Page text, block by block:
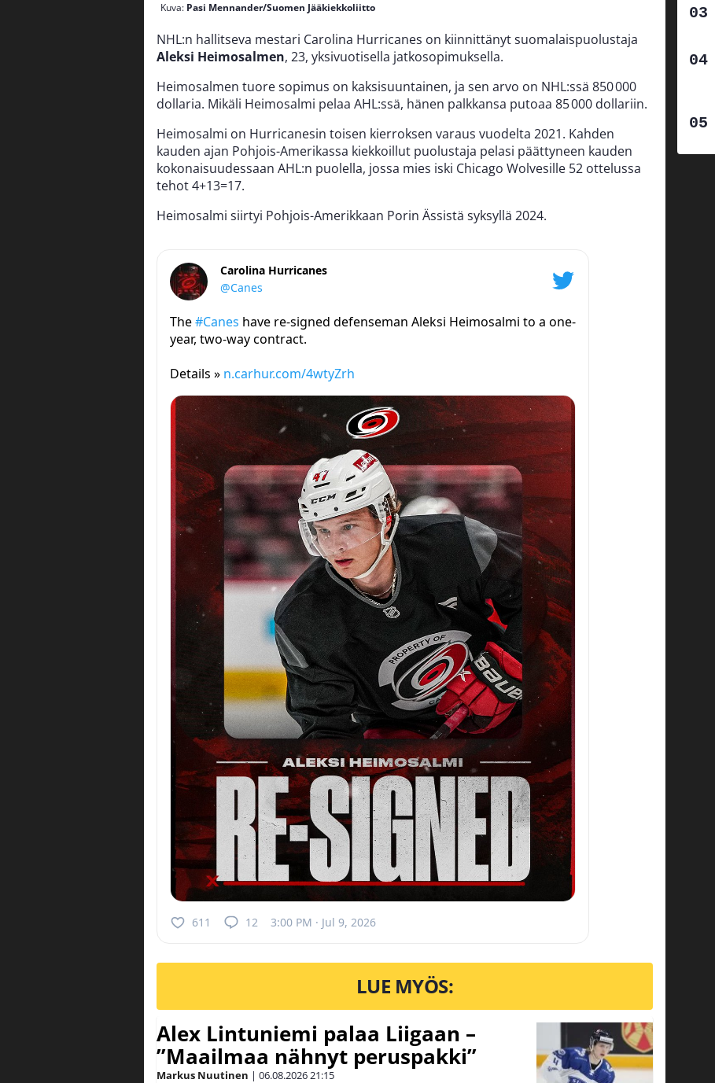
Kuva: Pasi Mennander/Suomen Jääkiekkoliitto
NHL:n hallitseva mestari Carolina Hurricanes on kiinnittänyt suomalaispuolustaja
Aleksi Heimosalmen, 23, yksivuotisella jatkosopimuksella.
Heimosalmen tuore sopimus on kaksisuuntainen, ja sen arvo on NHL:ssä 850 000
dollaria. Mikäli Heimosalmi pelaa AHL:ssä, hänen palkkansa putoaa 85 000 dollariin.
Heimosalmi on Hurricanesin toisen kierroksen varaus vuodelta 2021. Kahden
kauden ajan Pohjois-Amerikassa kiekkoillut puolustaja pelasi päättyneen kauden
kokonaisuudessaan AHL:n puolella, jossa mies iski Chicago Wolvesille 52 ottelussa
tehot 4+13=17.
Heimosalmi siirtyi Pohjois-Amerikkaan Porin Ässistä syksyllä 2024.
Carolina Hurricanes
@Canes
The#Canes have re-signed defenseman Aleksi Heimosalmi to a one-
year, two-way contract.
Details » n.carhur.com/4wtyZrh
611 12 3:00 PM · Jul 9, 2026
LUE MYÖS:
Alex Lintuniemi palaa Liigaan –
”Maailmaa nähnyt peruspakki”
Markus Nuutinen | 06.08.202621:15